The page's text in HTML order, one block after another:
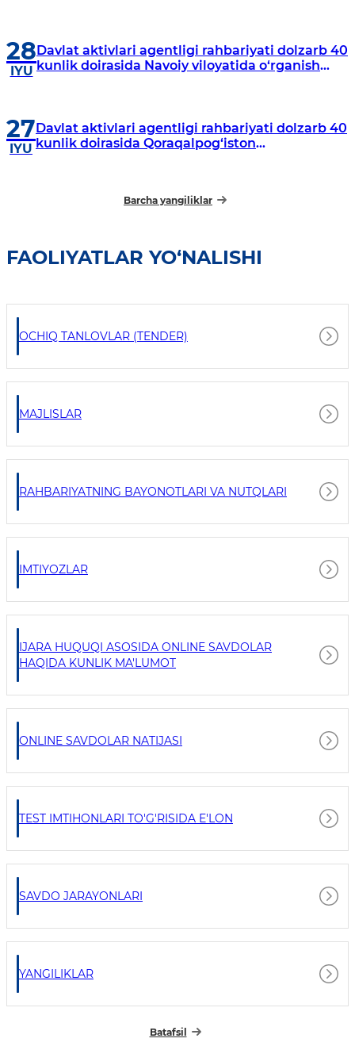
28
IYU
Davlat aktivlari agentligi rahbariyati dolzarb 40
kunlik doirasida Navoiy viloyatida o‘rganish
27
IYU
Davlat aktivlari agentligi rahbariyati dolzarb 40
kunlik doirasida Qoraqalpog‘iston
Barcha yangiliklar
FAOLIYATLAR YO‘NALISHI
OCHIQ TANLOVLAR (TENDER)
MAJLISLAR
RAHBARIYATNING BAYONOTLARI VA NUTQLARI
IMTIYOZLAR
IJARA HUQUQI ASOSIDA ONLINE SAVDOLAR
HAQIDA KUNLIK MA'LUMOT
ONLINE SAVDOLAR NATIJASI
TEST IMTIHONLARI TO'G'RISIDA E'LON
SAVDO JARAYONLARI
YANGILIKLAR
Batafsil